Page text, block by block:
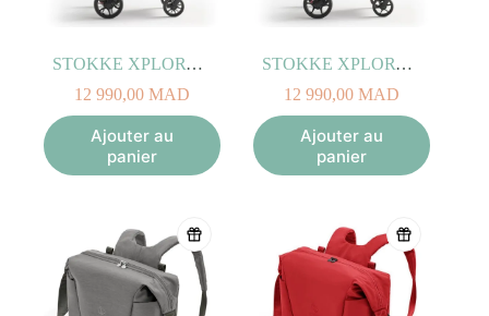
STOKKE XPLORY X Gris Moderne
12 990,00 MAD
Ajouter au
panier
STOKKE XPLORY X Rouge Rubis
12 990,00 MAD
Ajouter au
panier